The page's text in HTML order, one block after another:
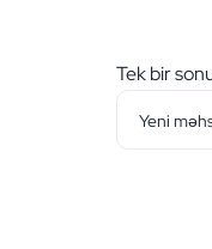
Tek bir
Yeni